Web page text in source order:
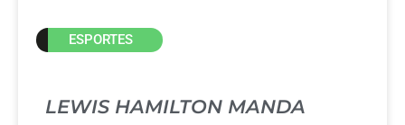
ESPORTES
LEWIS HAMILTON MANDA